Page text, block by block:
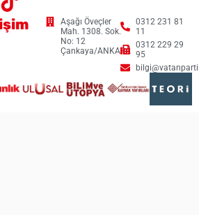
Aşağı Öveçler
Mah. 1308. Sok.
No: 12
Çankaya/ANKARA
0312 231 81
11
0312 229 29
95